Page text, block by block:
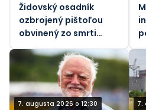
Židovský osadník
ozbrojený pištoľou
obvinený zo smrti
Západnom brehu
Jordánu (VIDEÁ)
7. augusta 2026 o 12:30 7.